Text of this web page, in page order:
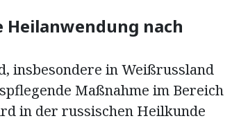
Heilanwendung nach
insbesondere in Weißrussland
Maßnahme im Bereich
in der russischen Heilkunde